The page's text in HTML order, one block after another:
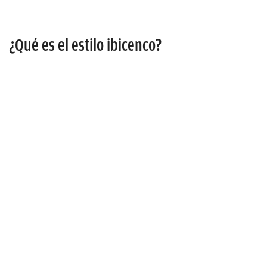
¿Qué es el estilo ibicenco?